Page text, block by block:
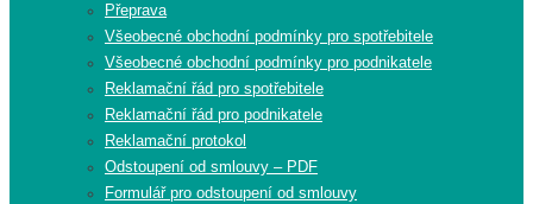
Přeprava
Všeobecné obchodní podmínky pro spotřebitele
Všeobecné obchodní podmínky pro podnikatele
Reklamační řád pro spotřebitele
Reklamační řád pro podnikatele
Reklamační protokol
Odstoupení od smlouvy – PDF
Formulář pro odstoupení od smlouvy